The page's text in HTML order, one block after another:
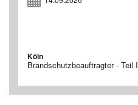
Köln
Brandschutzbeauftragter - Teil I